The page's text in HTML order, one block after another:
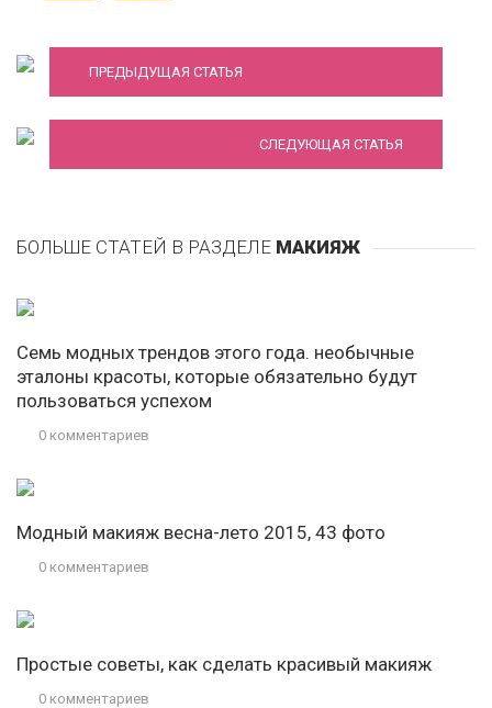
ПРЕДЫДУЩАЯ СТАТЬЯ
Тренды макияжа осень-зима 2018
СЛЕДУЮЩАЯ СТАТЬЯ
БОЛЬШЕ СТАТЕЙ В РАЗДЕЛЕ МАКИЯЖ
Семь модных трендов этого года. необычные
эталоны красоты, которые обязательно будут
пользоваться успехом
0 комментариев
Модный макияж весна-лето 2015, 43 фото
0 комментариев
Простые советы, как сделать красивый макияж
0 комментариев